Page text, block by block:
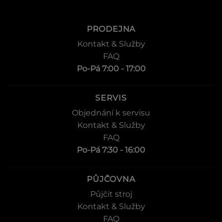
PRODEJNA
Kontakt & Služby
FAQ
Po-Pá 7:00 - 17:00
SERVIS
Objednání k servisu
Kontakt & Služby
FAQ
Po-Pá 7:30 - 16:00
PŮJČOVNA
Půjčit stroj
Kontakt & Služby
FAQ